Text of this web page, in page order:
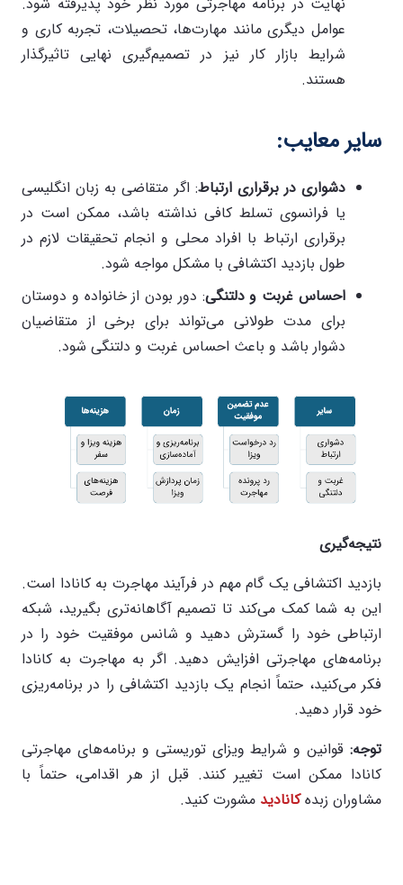
عوامل دیگری مانند مهارت‌ها، تحصیلات، تجربه کاری و
شرایط بازار کار نیز در تصمیم‌گیری نهایی تاثیرگذار
هستند.
سایر معایب:
دشواری در برقراری ارتباط: اگر متقاضی به زبان انگلیسی
یا فرانسوی تسلط کافی نداشته باشد، ممکن است در
برقراری ارتباط با افراد محلی و انجام تحقیقات لازم در
طول بازدید اکتشافی با مشکل مواجه شود.
احساس غربت و دلتنگی: دور بودن از خانواده و دوستان
برای مدت طولانی می‌تواند برای برخی از متقاضیان
دشوار باشد و باعث احساس غربت و دلتنگی شود.
نتیجه‌گیری
بازدید اکتشافی یک گام مهم در فرآیند مهاجرت به کانادا است.
این به شما کمک می‌کند تا تصمیم آگاهانه‌تری بگیرید، شبکه
ارتباطی خود را گسترش دهید و شانس موفقیت خود را در
برنامه‌های مهاجرتی افزایش دهید. اگر به مهاجرت به کانادا
فکر می‌کنید، حتماً انجام یک بازدید اکتشافی را در برنامه‌ریزی
خود قرار دهید.
توجه: قوانین و شرایط ویزای توریستی و برنامه‌های مهاجرتی
کانادا ممکن است تغییر کنند. قبل از هر اقدامی، حتماً با
مشاوران زبدهکانادید مشورت کنید.